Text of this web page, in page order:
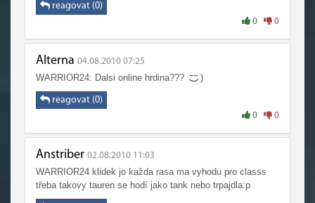
reagovat (0)
0 0
Alterna 04.08.2010 07:25
WARRIOR24: Dalsi online hrdina??? )
reagovat (0)
0 0
Anstriber 02.08.2010 11:03
WARRIOR24 klidek jo každa rasa ma vyhodu pro classs
třeba takovy tauren se hodí jako tank nebo trpajdla:p